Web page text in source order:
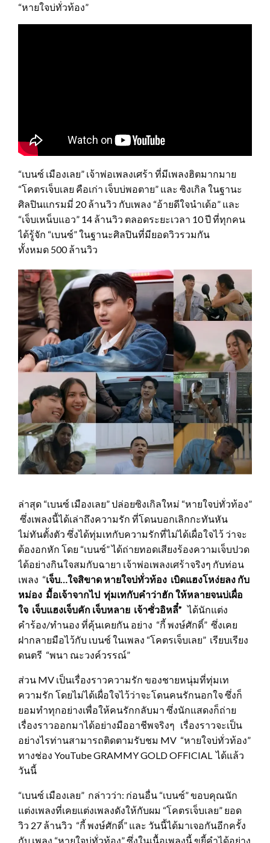
“หายใจบ่ทั่วท้อง”
“เบนซ์ เมืองเลย” เจ้าพ่อเพลงเศร้า ที่มีเพลงฮิตมากมาย
“โคตรเจ็บเลย คือเก่า เจ็บบ่พอตาย” และ ซิงเกิล ในฐานะ
ศิลปินแกรมมี่ 20 ล้านวิว กับเพลง “อ้ายดีใจนำเด้อ” และ
“เจ็บเหน็บแอว” 14 ล้านวิว ตลอดระยะเวลา 10 ปี ที่ทุกคน
ได้รู้จัก “เบนซ์” ในฐานะศิลปินที่มียอดวิวรวมกัน
ทั้งหมด 500 ล้านวิว
ล่าสุด “เบนซ์ เมืองเลย” ปล่อยซิงเกิลใหม่ “หายใจบ่ทั่วท้อง”
ซึ่งเพลงนี้ได้เล่าถึงความรัก ที่โดนบอกเลิกกะทันหัน
ไม่ทันตั้งตัว ซึ่งได้ทุ่มเทกับความรักที่ไม่ได้เผื่อใจไว้ ว่าจะ
ต้องอกหัก โดย “เบนซ์” ได้ถ่ายทอดเสียงร้องความเจ็บปวด
ได้อย่างกินใจสมกับฉายา เจ้าพ่อเพลงเศร้าจริงๆ กับท่อน
เพลง “เจ็บ…ใจสิขาด หายใจบ่ทั่วท้อง เบิดแฮงโหง่ยลง กับ
หม่อง มื้อเจ้าจากไป ทุ่มเทกับคำว่าฮัก ให้หลายจนบ่เผื่อ
ใจ เจ็บแฮงเจ็บคัก เจ็บหลาย เจ้าซั่วอิหลี๋” ได้นักแต่ง
คำร้อง/ทำนอง ที่คุ้นเคยกัน อย่าง “กี้ พงษ์ศักดิ์” ซึ่งเคย
ฝากลายมือไว้กับ เบนซ์ ในเพลง “โคตรเจ็บเลย” เรียบเรียง
ดนตรี “พนา ณะวงค์วรรณ์”
ส่วน MV เป็นเรื่องราวความรัก ของชายหนุ่มที่ทุ่มเท
ความรัก โดยไม่ได้เผื่อใจไว้ว่าจะโดนคนรักนอกใจ ซึ่งก็
ยอมทำทุกอย่างเพื่อให้คนรักกลับมา ซึ่งนักแสดงก็ถ่าย
เรื่องราวออกมาได้อย่างมืออาชีพจริงๆ เรื่องราวจะเป็น
อย่างไรท่านสามารถติดตามรับชม MV “หายใจบ่ทั่วท้อง”
ทางช่อง YouTube GRAMMY GOLD OFFICIAL ได้แล้ว
วันนี้
“เบนซ์ เมืองเลย” กล่าวว่า: ก่อนอื่น “เบนซ์” ขอบคุณนัก
แต่งเพลงที่เคยแต่งเพลงดังให้กับผม “โคตรเจ็บเลย” ยอด
วิว 27 ล้านวิว “กี้ พงษ์ศักดิ์” และ วันนี้ได้มาเจอกันอีกครั้ง
กับ เพลง “หายใจบ่ทั่วท้อง” ซึ่งในเนื้อเพลงนี้ ขยี้คำได้อย่าง